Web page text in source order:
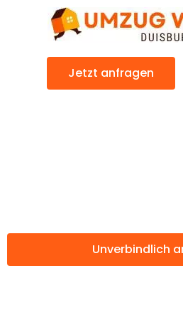
Jetzt anfragen
Unverbindlich